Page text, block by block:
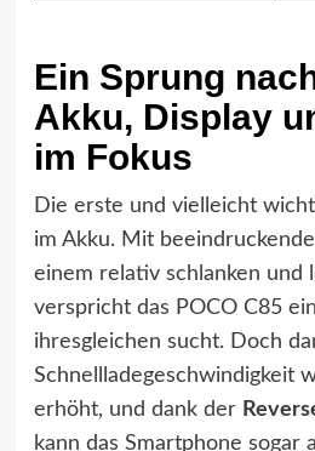
Ein Sprung
Akku, Display
im Fokus
Die erste und vielleicht
im Akku. Mit
einem relativ schlanken und
verspricht das POCO C85
ihresgleichen sucht. Doch
Schnellladegeschwindigkeit
erhöht, und dank der
kann das Smartphone sogar